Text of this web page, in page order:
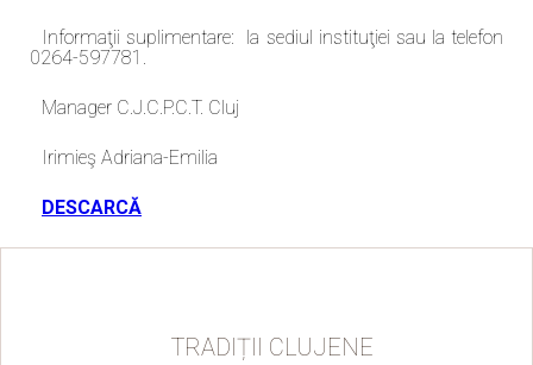
Informaţii suplimentare: la sediul instituţiei sau la telefon
0264-597781.
Manager C.J.C.P.C.T. Cluj
Irimieş Adriana-Emilia
DESCARCĂ
TRADIȚII CLUJENE